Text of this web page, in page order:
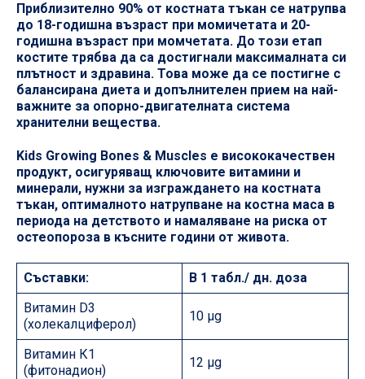
Приблизително 90% от костната тъкан се натрупва
до 18-годишна възраст при момичетата и 20-
годишна възраст при момчетата. До този етап
костите трябва да са достигнали максималната си
плътност и здравина. Това може да се постигне с
балансирана диета и допълнителен прием на най-
важните за опорно-двигателната система
хранителни вещества.
Kids Growing Bones & Muscles е висококачествен
продукт, осигуряващ ключовите витамини и
минерали, нужни за изграждането на костната
тъкан, оптималното натрупване на костна маса в
периода на детството и намаляване на риска от
остеопороза в късните години от живота.
Съставки:
В 1 табл./ дн. доза
Витамин D3
(холекалциферол)
10 µg
Витамин К1
(фитонадион)
12 µg